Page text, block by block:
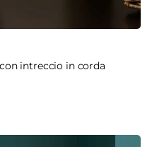
intreccio in corda